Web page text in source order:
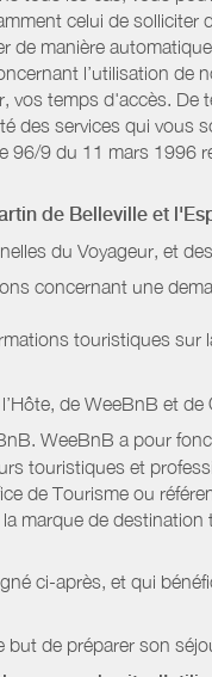
celui de
de manière
l’utilisation de
vos temps d'accès.
des services qui
9 du 11 mars 1996
de Belleville et
du Voyageur, et
concernant une
touristiques
de WeeBnB et de
WeeBnB a pour
touristiques et
de Tourisme ou
de destination
ci-après, et qui
de préparer son